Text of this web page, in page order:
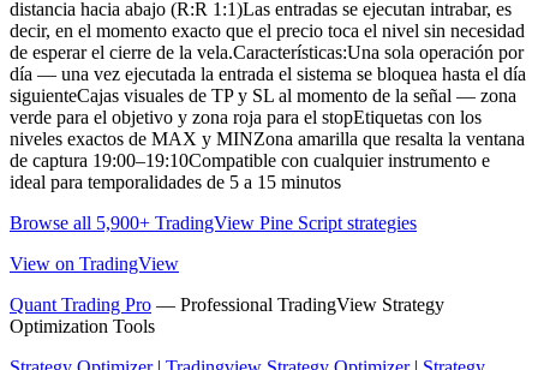
distancia hacia abajo (R:R 1:1)Las entradas se ejecutan intrabar, es
decir, en el momento exacto que el precio toca el nivel sin necesidad
de esperar el cierre de la vela.Características:Una sola operación por
día — una vez ejecutada la entrada el sistema se bloquea hasta el día
siguienteCajas visuales de TP y SL al momento de la señal — zona
verde para el objetivo y zona roja para el stopEtiquetas con los
niveles exactos de MAX y MINZona amarilla que resalta la ventana
de captura 19:00–19:10Compatible con cualquier instrumento e
ideal para temporalidades de 5 a 15 minutos
Browse all 5,900+ TradingView Pine Script strategies
View on TradingView
Quant Trading Pro — Professional TradingView Strategy
Optimization Tools